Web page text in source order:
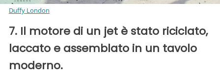
Duffy London
7. Il motore di un jet è stato riciclato,
laccato e assemblato in un tavolo
moderno.